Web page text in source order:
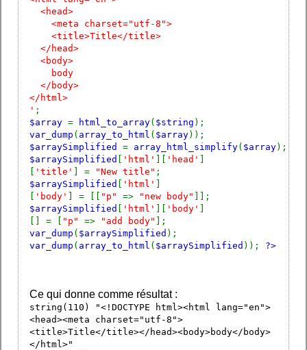
<head>
<meta charset="utf-8">
<title>Title</title>
</head>
<body>
body
</body>
</html>
' ;
$array = html_to_array( $string );
var_dump ( array_to_html ( $array));
$arraySimplified = array_html_simplify( $array);
$arraySimplified [ 'html' ][ 'head' ]
[ 'title' ] = "New title" ;
$arraySimplified [ 'html' ]
[ 'body' ] = [[ "p" => "new body" ]];
$arraySimplified [ 'html' ][ 'body' ]
[] = [ "p" => "add body" ];
var_dump ( $arraySimplified );
var_dump ( array_to_html ( $arraySimplified )); ?>
Ce qui donne comme résultat :
string(110) "<!DOCTYPE html><html lang="en">
<head><meta charset="utf-8">
<title>Title</title></head><body>body</body>
</html>"